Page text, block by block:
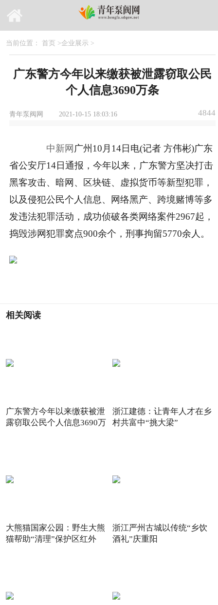
当前位置： 首页 >企业展示 >
广东警方今年以来缴获被泄露窃取公民
个人信息3690万条
青年泵阀网 2021-10-15 18:03:16 4844
中新网广州10月14日电(记者 方伟彬)广东
省公安厅14日通报，今年以来，广东警方坚决打击
黑客攻击、暗网、区块链、虚拟货币等新型犯罪，
以及侵犯公民个人信息、网络黑产、跨境赌博等多
发违法犯罪活动，成功侦破各类网络案件2967起，
捣毁涉网犯罪窝点900余个，刑事拘留5770余人。
相关阅读
广东警方今年以来缴获被泄
露窃取公民个人信息3690万
浙江建德：让青年人才在乡
村共富中“挑大梁”
大熊猫国家公园：野生大熊
猫帮助“清理”保护区红外
浙江严州古城以传统“乡饮
酒礼”庆重阳